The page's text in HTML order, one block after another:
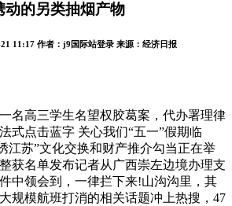
动的另类抽烟产物
11:17 作者： j9国际站登录 来源： 经济日报
高三学生名望权胶葛案，代办署理律
式点击蓝字 关心我们“五一”假期临
江苏”文化交换和财产推介勾当正在举
获名单发布记者从广西崇左边境办理支
中领会到，一律拦下来!山沟沟里，其
规模航班打消的相关话题冲上热搜，47